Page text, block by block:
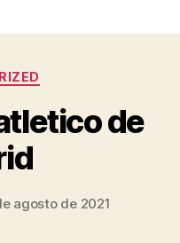
de
agosto de 2021